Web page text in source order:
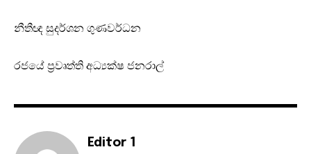
නීතීඥ සුදර්ශන ගුණවර්ධන
රජයේ ප්‍රවෘත්ති අධ්‍යක්ෂ ජනරාල්
Editor 1